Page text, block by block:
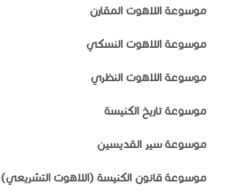
موسوعة اللاهوت المقارن
موسوعة اللاهوت النسكي
موسوعة اللاهوت النظري
موسوعة تاريخ الكنيسة
موسوعة سير القديسين
موسوعة قانون الكنيسة (اللاهوت التشريعي)